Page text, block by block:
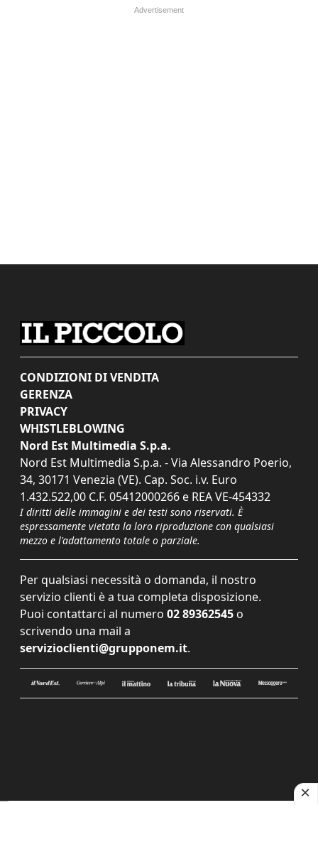
CONDIZIONI DI VENDITA
GERENZA
PRIVACY
WHISTLEBLOWING
Nord Est Multimedia S.p.a.
Nord Est Multimedia S.p.a. - Via Alessandro Poerio,
34, 30171 Venezia (VE). Cap. Soc. i.v. Euro
1.432.522,00 C.F. 05412000266 e REA VE-454332
I diritti delle immagini e dei testi sono riservati. È
espressamente vietata la loro riproduzione con qualsiasi
mezzo e l'adattamento totale o parziale.
Per qualsiasi necessità o domanda, il nostro
servizio clienti è a tua completa disposizione.
Puoi contattarci al numero 02 89362545 o
scrivendo una mail a
servizioclienti@grupponem.it.